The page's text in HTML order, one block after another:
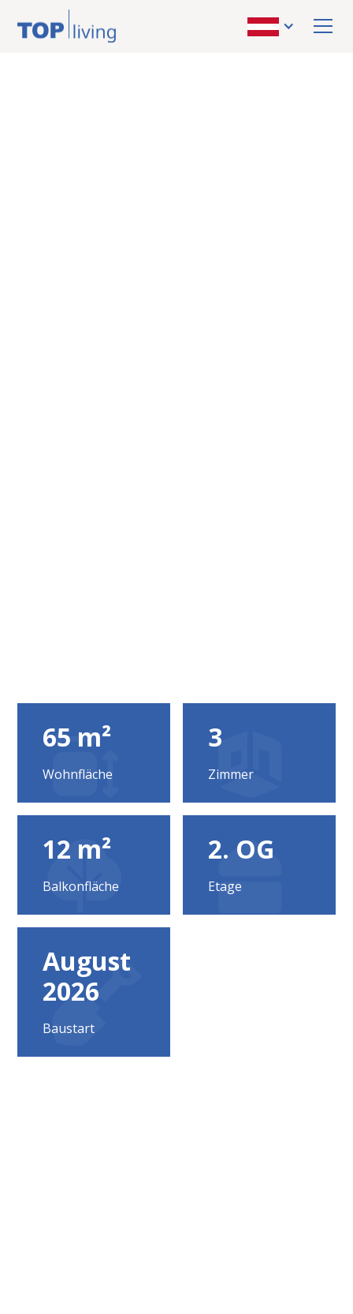
65 m²
Wohnfläche
3
Zimmer
12 m²
Balkonfläche
2. OG
Etage
August
2026
Baustart